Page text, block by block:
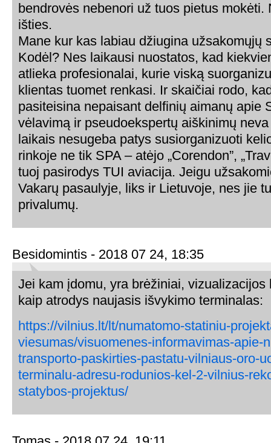
bendrovės nebenori už tuos pietus mokėti.
išties.
Mane kur kas labiau džiugina užsakomųjų
Kodėl? Nes laikausi nuostatos, kad
atlieka profesionalai, kurie viską
klientas tuomet renkasi. Ir skaičiai rodo,
pasiteisina nepaisant delfinių aimanų apie
vėlavimą ir pseudoekspertų aiškinimų
laikais nesugeba patys susiorganizuoti
rinkoje ne tik SPA – atėjo „Corendon”,
tuoj pasirodys TUI aviacija. Jeigu
Vakarų pasaulyje, liks ir Lietuvoje, nes jie
privalumų.
Besidomintis - 2018 07 24, 18:35
Jei kam įdomu, yra brėžiniai, vizualizacijos
kaip atrodys naujasis išvykimo terminalas:
https://vilnius.lt/lt/numatomo-statiniu-
viesumas/visuomenes-informavimas-apie-
transporto-paskirties-pastatu-vilniaus-oro-
terminalu-adresu-rodunios-kel-2-vilnius-
statybos-projektus/